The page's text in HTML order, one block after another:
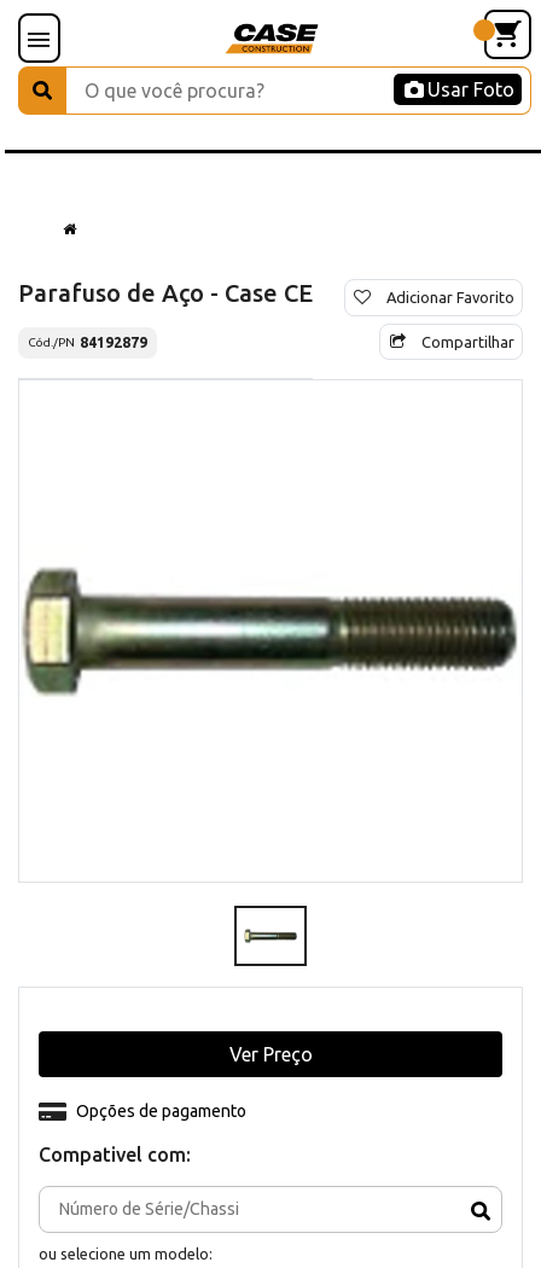
Usar Foto
Parafuso de Aço - Case CE
Cód./PN 84192879
Adicionar Favorito
Compartilhar
Compativel com:
ou selecione um modelo:
Opções de pagamento
Ver Preço